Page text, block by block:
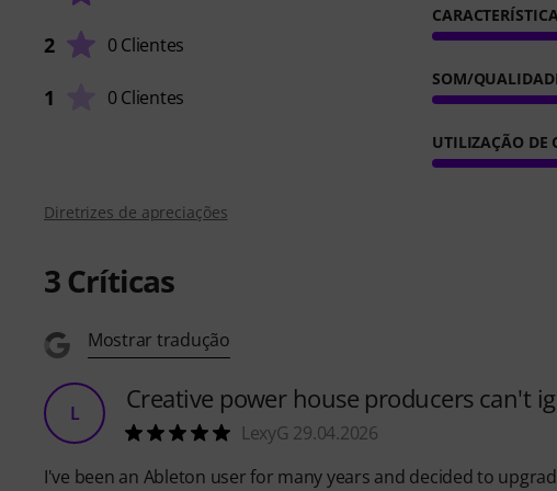
2 0 Clientes
1 0 Clientes
SOM/
UTILIZAÇÃO DE
Diretrizes de apreciações
3 Críticas
Mostrar tradução
L Creative power house producers can't
LexyG 29.04.2026
I've been an Ableton user for many years and decided to